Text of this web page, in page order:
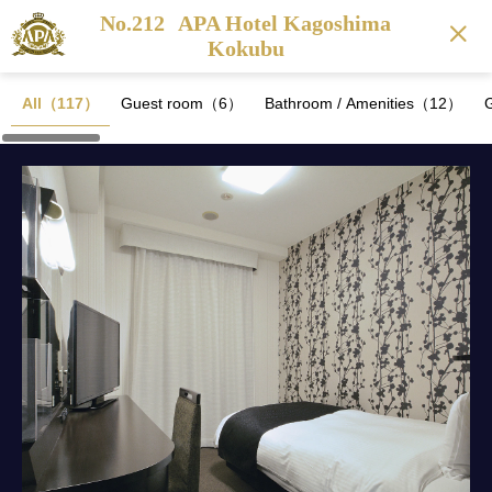
No.212 APA Hotel Kagoshima
Kokubu
All（117） Guest room（6） Bathroom / Amenities（12）